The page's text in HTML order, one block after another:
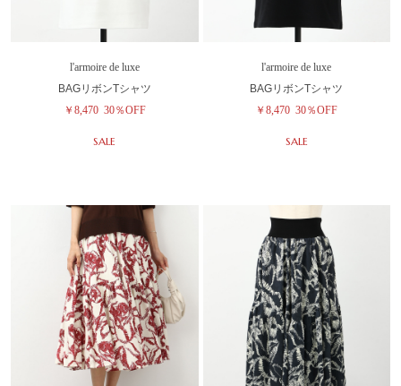
l'armoire de luxe
BAGリボンTシャツ
￥8,470 30％OFF
SALE
l'armoire de luxe
BAGリボンTシャツ
￥8,470 30％OFF
SALE